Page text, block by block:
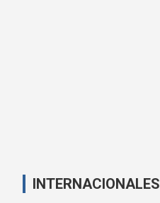
INTERNACIONALES